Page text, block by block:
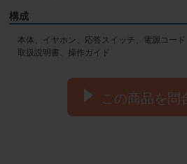
構成
本体、イヤホン、応答スイッチ、電源コード
取扱説明書、操作ガイド
この商品を問